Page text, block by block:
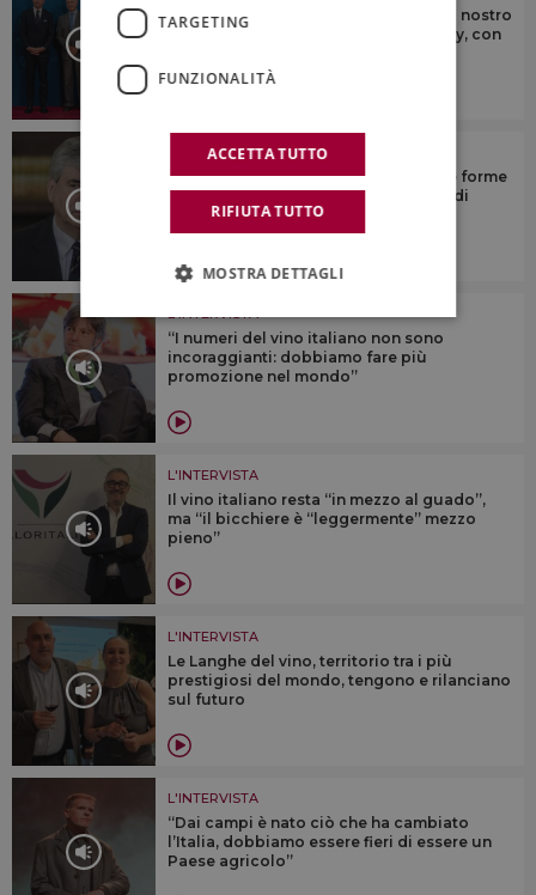
“Dobbiamo continuare a fare bene al nostro
mestiere, e a fare bene al made in Italy, con
L'INTERVISTA
“Il turismo del vino e del cibo sono le forme
di turismo che hanno più potenziale di
crescita”
“I numeri del vino italiano non sono
incoraggianti: dobbiamo fare più
promozione nel mondo”
L'INTERVISTA
Il vino italiano resta “in mezzo al guado”,
ma “il bicchiere è “leggermente” mezzo
pieno”
L'INTERVISTA
Le Langhe del vino, territorio tra i più
prestigiosi del mondo, tengono e rilanciano
sul futuro
L'INTERVISTA
“Dai campi è nato ciò che ha cambiato
l’Italia, dobbiamo essere fieri di essere un
Paese agricolo”
TARGETING
FUNZIONALITÀ
ACCETTA TUTTO
RIFIUTA TUTTO
MOSTRA DETTAGLI